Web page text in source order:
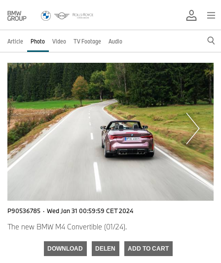
Article Photo Video TV Footage Audio
P90536785 · Wed Jan 31 00:59:59 CET 2024
The new BMW M4 Convertible (01/24).
DOWNLOAD DELEN ADD TO CART